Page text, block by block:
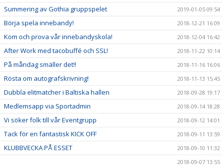
Summering av Gothia gruppspelet 2019-01-05 09:54
Börja spela innebandy! 2018-12-21 16:09
Kom och prova vår innebandyskola! 2018-12-04 16:42
After Work med tacobuffé och SSL! 2018-11-22 10:14
På måndag smäller det!! 2018-11-16 16:06
Rösta om autografskrivning! 2018-11-13 15:45
Dubbla elitmatcher i Baltiska hallen 2018-09-28 19:17
Medlemsapp via Sportadmin 2018-09-14 18:28
Vi söker folk till vår Eventgrupp 2018-09-12 14:01
Tack för en fantastisk KICK OFF 2018-09-11 13:59
KLUBBVECKA PÅ ESSET
2018-09-10 11:32
2018-09-07 13:55